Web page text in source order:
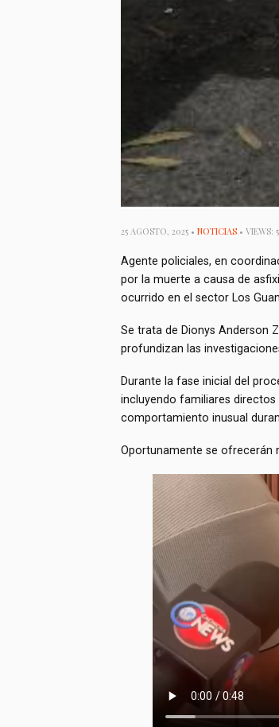
25 AGOSTO, 2025 • NOTICIAS • VIEWS:
Agente policiales, en
por la muerte a causa de
ocurrido en el sector Los
Se trata de Dionys Anderson
profundizan las
Durante la fase inicial del
incluyendo familiares
comportamiento inusual
Oportunamente se ofrecerán